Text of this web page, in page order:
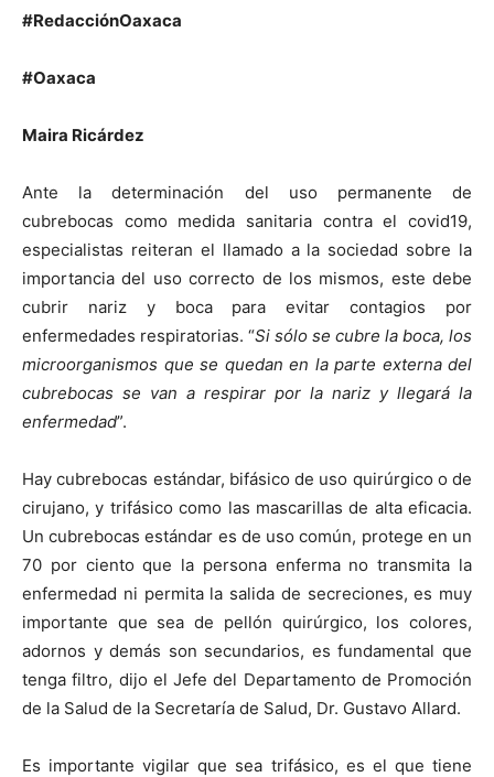
#RedacciónOaxaca
#Oaxaca
Maira Ricárdez
Ante la determinación del uso permanente de
cubrebocas como medida sanitaria contra el covid19,
especialistas reiteran el llamado a la sociedad sobre la
importancia del uso correcto de los mismos, este debe
cubrir nariz y boca para evitar contagios por
enfermedades respiratorias. “Si sólo se cubre la boca, los
microorganismos que se quedan en la parte externa del
cubrebocas se van a respirar por la nariz y llegará la
enfermedad”.
Hay cubrebocas estándar, bifásico de uso quirúrgico o de
cirujano, y trifásico como las mascarillas de alta eficacia.
Un cubrebocas estándar es de uso común, protege en un
70 por ciento que la persona enferma no transmita la
enfermedad ni permita la salida de secreciones, es muy
importante que sea de pellón quirúrgico, los colores,
adornos y demás son secundarios, es fundamental que
tenga filtro, dijo el Jefe del Departamento de Promoción
de la Salud de la Secretaría de Salud, Dr. Gustavo Allard.
Es importante vigilar que sea trifásico, es el que tiene